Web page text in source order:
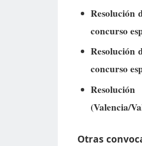
Resolución
concurso
Resolución
concurso
(Valencia/
Otras